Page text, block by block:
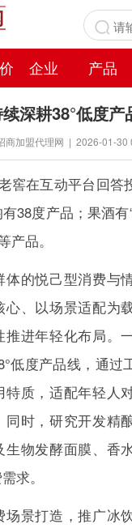
企业 产品
深耕38°低度产
商加盟代理网 | 2026-01-30
窖在互动平台回答
38度产品；果酒有
产品。
的悦己型消费与
心、以场景适配为
推进年轻化布局。
低度产品线，通过
特质，适配年轻人
同时，研究开发精
生物发酵面膜、香
求。
场景打造，推广冰